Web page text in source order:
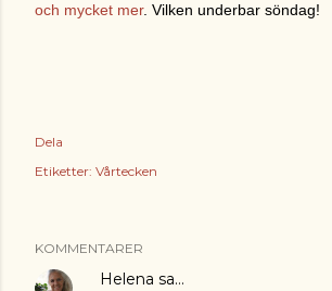
och mycket mer. Vilken underbar söndag!
Dela
Etiketter: Vårtecken
KOMMENTARER
Helena sa…